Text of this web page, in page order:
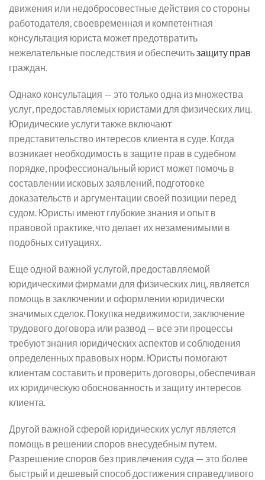
движения или недобросовестные действия со стороны
работодателя, своевременная и компетентная
консультация юриста может предотвратить
нежелательные последствия и обеспечитьзащиту прав
граждан.
Однако консультация — это только одна из множества
услуг, предоставляемых юристами для физических лиц.
Юридические услуги также включают
представительство интересов клиента в суде. Когда
возникает необходимость в защите прав в судебном
порядке, профессиональный юрист может помочь в
составлении исковых заявлений, подготовке
доказательств и аргументации своей позиции перед
судом. Юристы имеют глубокие знания и опыт в
правовой практике, что делает их незаменимыми в
подобных ситуациях.
Еще одной важной услугой, предоставляемой
юридическими фирмами для физических лиц, является
помощь в заключении и оформлении юридически
значимых сделок. Покупка недвижимости, заключение
трудового договора или развод — все эти процессы
требуют знания юридических аспектов и соблюдения
определенных правовых норм. Юристы помогают
клиентам составить и проверить договоры, обеспечивая
их юридическую обоснованность и защиту интересов
клиента.
Другой важной сферой юридических услуг является
помощь в решении споров внесудебным путем.
Разрешение споров без привлечения суда — это более
быстрый и дешевый способ достижения справедливого